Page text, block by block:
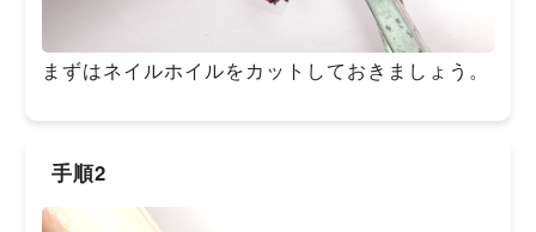
まずはネイルホイルをカットしておきましょう。
手順2